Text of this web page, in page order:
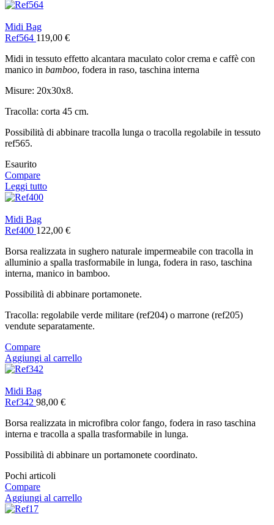
Midi Bag
Ref564 119,00 €
Midi in tessuto effetto alcantara maculato color crema e caffè con
manico in bamboo, fodera in raso, taschina interna
Misure: 20x30x8.
Tracolla: corta 45 cm.
Possibilità di abbinare tracolla lunga o tracolla regolabile in tessuto
ref565.
Esaurito
Compare
Leggi tutto
Midi Bag
Ref400 122,00 €
Borsa realizzata in sughero naturale impermeabile con tracolla in
alluminio a spalla trasformabile in lunga, fodera in raso, taschina
interna, manico in bamboo.
Possibilità di abbinare portamonete.
Tracolla: regolabile verde militare (ref204) o marrone (ref205)
vendute separatamente.
Compare
Aggiungi al carrello
Midi Bag
Ref342 98,00 €
Borsa realizzata in microfibra color fango, fodera in raso taschina
interna e tracolla a spalla trasformabile in lunga.
Possibilità di abbinare un portamonete coordinato.
Pochi articoli
Compare
Aggiungi al carrello